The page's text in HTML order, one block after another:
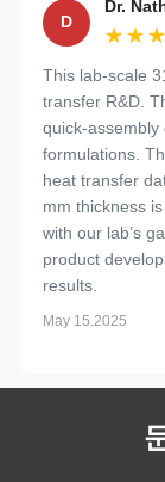
D
Dr.
This lab-scale
transfer R&D.
quick-assembly
formulations.
heat transfer
mm thickness
with our lab’s
product
results.
May 15.2025